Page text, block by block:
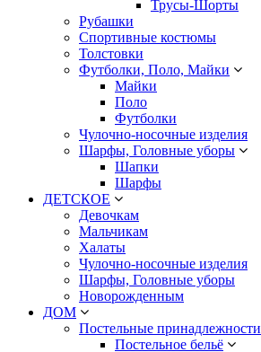
Трусы-Шорты
Рубашки
Спортивные костюмы
Толстовки
Футболки, Поло, Майки
Майки
Поло
Футболки
Чулочно-носочные изделия
Шарфы, Головные уборы
Шапки
Шарфы
ДЕТСКОЕ
Девочкам
Мальчикам
Халаты
Чулочно-носочные изделия
Шарфы, Головные уборы
Новорожденным
ДОМ
Постельные принадлежности
Постельное бельё